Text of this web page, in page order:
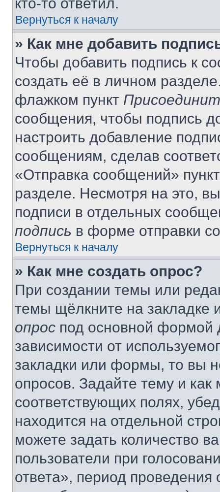
Вернуться к началу
» Как мне добавить
Чтобы добавить подпись к
создать её в личном
флажком пункт
сообщения, чтобы подпись
настроить добавление
сообщениям, сделав
«Отправка сообщений»
разделе. Несмотря на это,
подписи в отдельных
подпись в форме отправки
Вернуться к началу
» Как мне создать опрос?
При создании темы или
темы щёлкните на
опрос под основной формой
зависимости от
закладки или формы, то вы
опросов. Задайте тему и
соответствующих полях,
находится на отдельной
можете задать количество
пользователи при
ответа», период проведения